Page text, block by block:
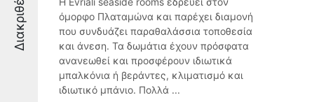
όμορφο Πλαταμώνα και παρέχει διαμονή
που συνδυάζει παραθαλάσσια τοποθεσία
και άνεση. Τα δωμάτια έχουν πρόσφατα
ανανεωθεί και προσφέρουν ιδιωτικά
μπαλκόνια ή βεράντες, κλιματισμό και
ιδιωτικό μπάνιο. Πολλά ...